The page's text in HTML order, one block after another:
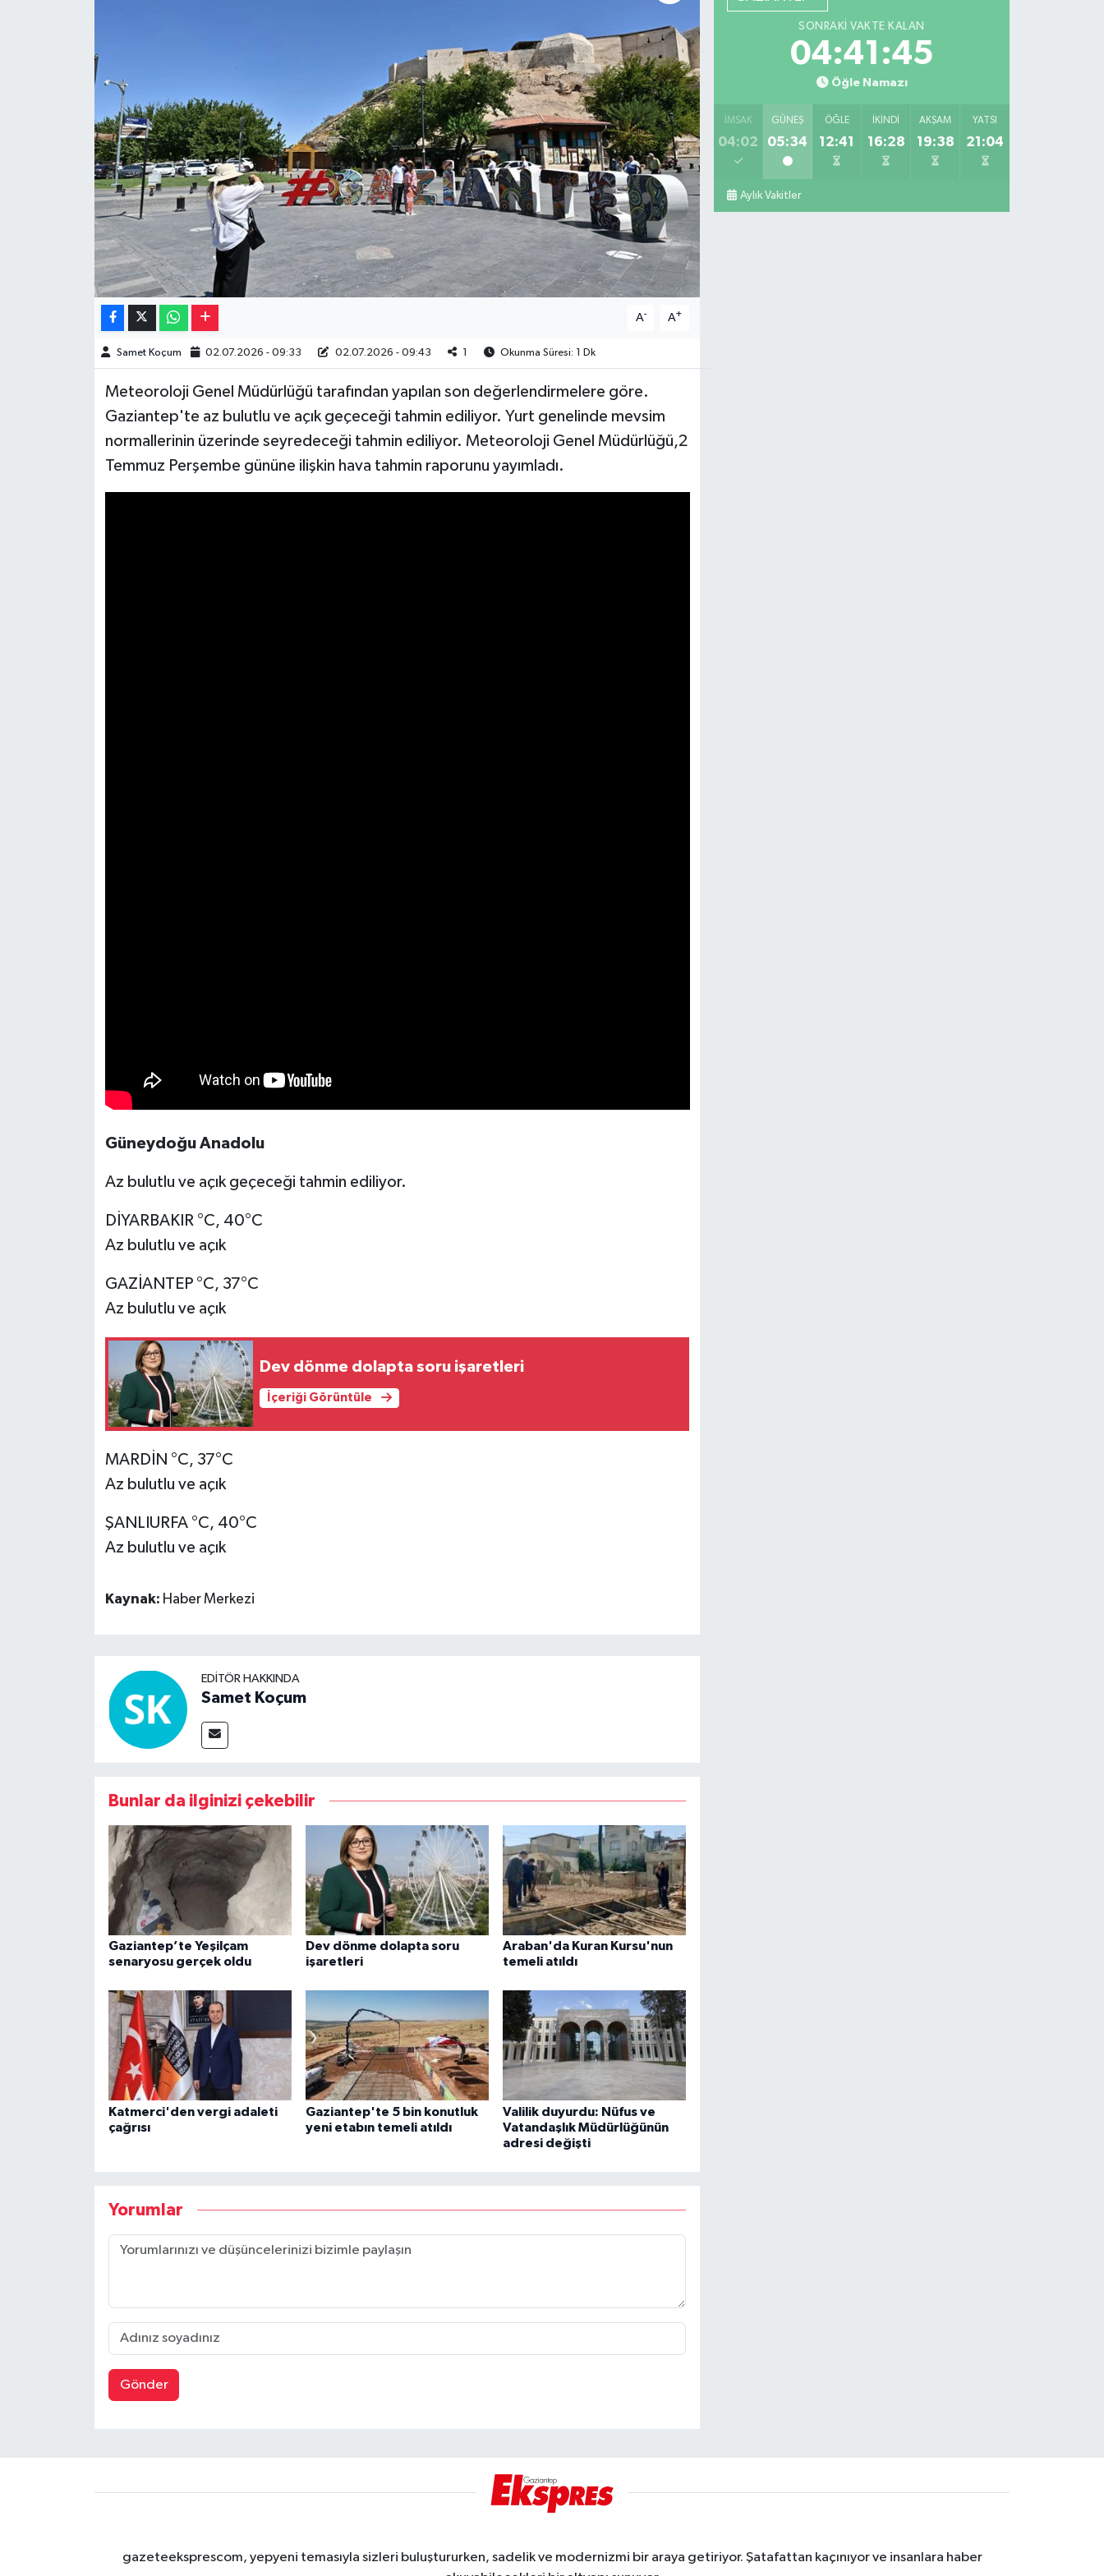
A- A+
Samet Koçum 02.07.2026 - 09:33 02.07.2026 - 09:43 Okunma Süresi: 1 Dk
Meteoroloji Genel Müdürlüğü tarafından yapılan son değerlendirmelere göre.
Gaziantep'te az bulutlu ve açık geçeceği tahmin ediliyor. Yurt genelinde mevsim
normallerinin üzerinde seyredeceği tahmin ediliyor. Meteoroloji Genel Müdürlüğü,2
Temmuz Perşembe gününe ilişkin hava tahmin raporunu yayımladı.
Güneydoğu Anadolu
Az bulutlu ve açık geçeceği tahmin ediliyor.
DİYARBAKIR °C, 40°C
Az bulutlu ve açık
GAZİANTEP °C, 37°C
Az bulutlu ve açık
Dev dönme dolapta soru işaretleri
İçeriği Görüntüle
MARDİN °C, 37°C
Az bulutlu ve açık
ŞANLIURFA °C, 40°C
Az bulutlu ve açık
Kaynak: Haber Merkezi
EDITÖR HAKKINDA
Samet Koçum
Bunlar da ilginizi çekebilir
Gaziantep’te Yeşilçam
senaryosu gerçek oldu
Dev dönme dolapta soru
işaretleri
Araban'da Kuran Kursu'nun
temeli atıldı
Katmerci'den vergi adaleti
çağrısı
Gaziantep'te 5 bin konutluk
yeni etabın temeli atıldı
Valilik duyurdu: Nüfus ve
Vatandaşlık Müdürlüğünün
adresi değişti
Yorumlar
Gönder
SONRAKI VAKTE KALAN
04:41:44
Öğle Namazı
İMSAK
04:02
GÜNEŞ
05:34
ÖĞLE
12:41
İKINDI
16:28
AKŞAM
19:38
YATSI
21:04
Aylık Vakitler
gazeteeksprescom, yepyeni temasıyla sizleri buluştururken, sadelik ve modernizmi bir araya getiriyor. Şatafattan kaçınıyor ve insanlara haber
Resmi İlanlar
Sinemalar
Siyaset
Yeme-İçme